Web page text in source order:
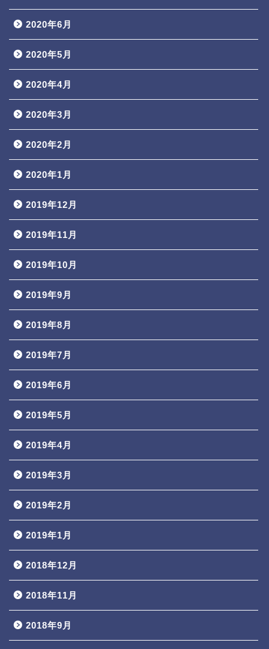
2020年6月
2020年5月
2020年4月
2020年3月
2020年2月
2020年1月
2019年12月
2019年11月
2019年10月
2019年9月
2019年8月
2019年7月
2019年6月
2019年5月
2019年4月
2019年3月
2019年2月
2019年1月
2018年12月
2018年11月
2018年9月